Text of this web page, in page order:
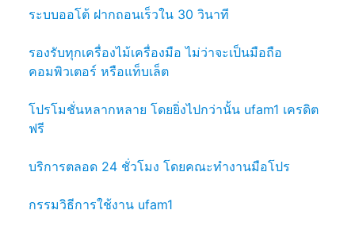
ระบบออโต้ ฝากถอนเร็วใน 30 วินาที
รองรับทุกเครื่องไม้เครื่องมือ ไม่ว่าจะเป็นมือถือ
คอมพิวเตอร์ หรือแท็บเล็ต
โปรโมชั่นหลากหลาย โดยยิ่งไปกว่านั้น ufam1 เครดิต
ฟรี
บริการตลอด 24 ชั่วโมง โดยคณะทำงานมือโปร
กรรมวิธีการใช้งาน ufam1